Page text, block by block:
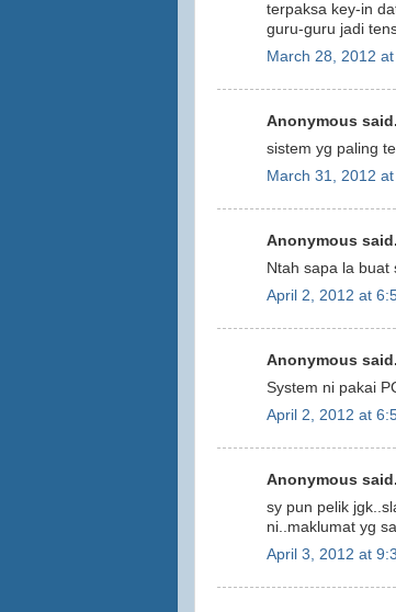
terpaksa key-in
guru-guru jadi
March 28, 2012 at
Anonymous
sistem yg paling
March 31, 2012 at
Anonymous
Ntah sapa la
April 2, 2012 at
Anonymous
System ni pakai
April 2, 2012 at
Anonymous
sy pun pelik
ni..maklumat yg
April 3, 2012 at